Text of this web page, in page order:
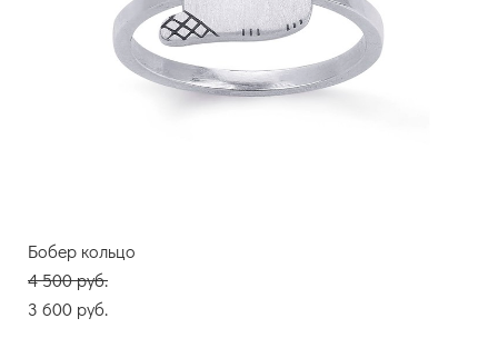
Бобер кольцо
4 500 pуб.
3 600 pуб.